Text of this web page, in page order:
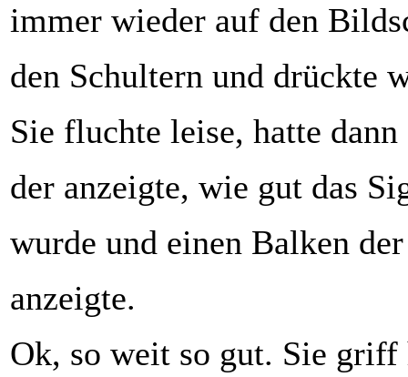
immer wieder auf den
den Schultern und drückte
Sie fluchte leise, hatte
der anzeigte, wie gut das
wurde und einen Balken
anzeigte.
Ok, so weit so gut. Sie